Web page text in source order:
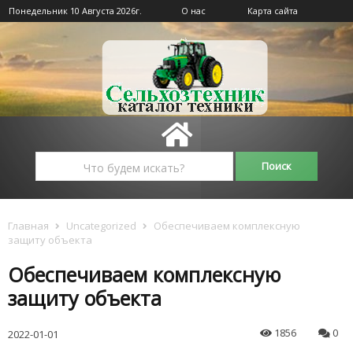
Понедельник 10 Августа 2026г. О нас Карта сайта
Главная Uncategorized
Обеспечиваем комплексную
защиту объекта
Обеспечиваем комплексную
защиту объекта
2022-01-01 1856 0